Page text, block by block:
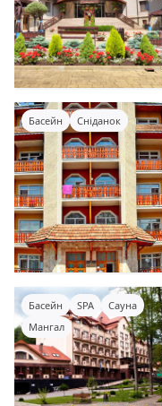
Басейн Сніданок
Басейн SPA
Сауна
Мангал